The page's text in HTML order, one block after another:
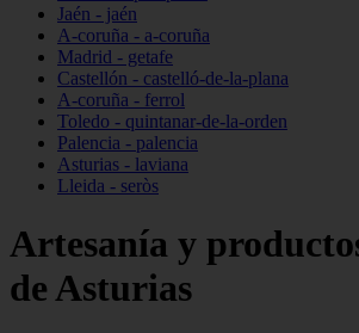
Jaén - jaén
A-coruña - a-coruña
Madrid - getafe
Castellón - castelló-de-la-plana
A-coruña - ferrol
Toledo - quintanar-de-la-orden
Palencia - palencia
Asturias - laviana
Lleida - seròs
Artesanía y
de Asturias